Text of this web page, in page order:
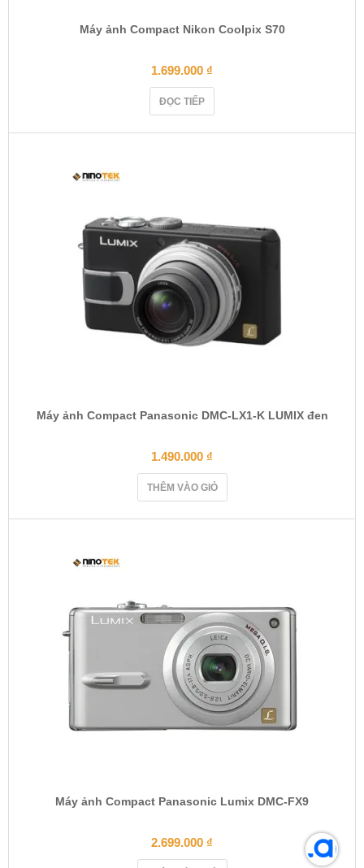
Máy ảnh Compact Nikon Coolpix S70
1.699.000 ₫
ĐỌC TIẾP
Máy ảnh Compact Panasonic DMC-LX1-K LUMIX đen
1.490.000 ₫
THÊM VÀO GIỎ
Máy ảnh Compact Panasonic Lumix DMC-FX9
2.699.000 ₫